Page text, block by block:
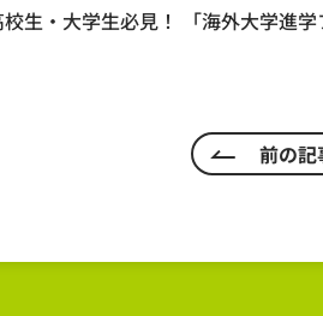
生・大学生必見！ 「海外大学進
前の記